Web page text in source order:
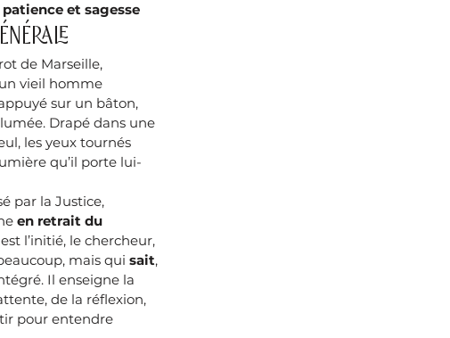
et sagesse
de Marseille,
vieil homme
sur un bâton,
Drapé dans une
les yeux tournés
qu’il porte lui-
par la Justice,
en retrait du
l’initié, le chercheur,
mais qui sait,
Il enseigne la
de la réflexion,
pour entendre